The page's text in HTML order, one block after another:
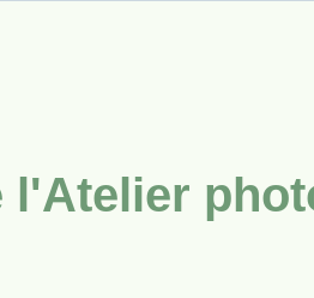
l'Atelier